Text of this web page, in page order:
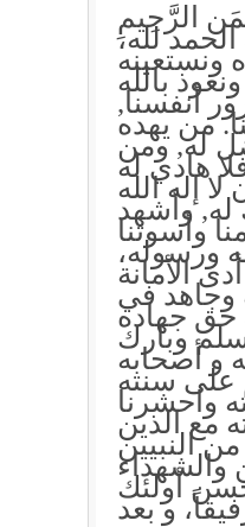
الرَّحِيمِ
لله،
ونستعينه
بالله
أنفسنا,
من يهده
له, ومن
إله الله
وأشهد
وأسوتنا
ورسوله،
الأمانة
وجاهد في
وبارك
و أصحابه
على سنته
واحشرنا
مع الذين
النبيين
والشهداء
أولئك